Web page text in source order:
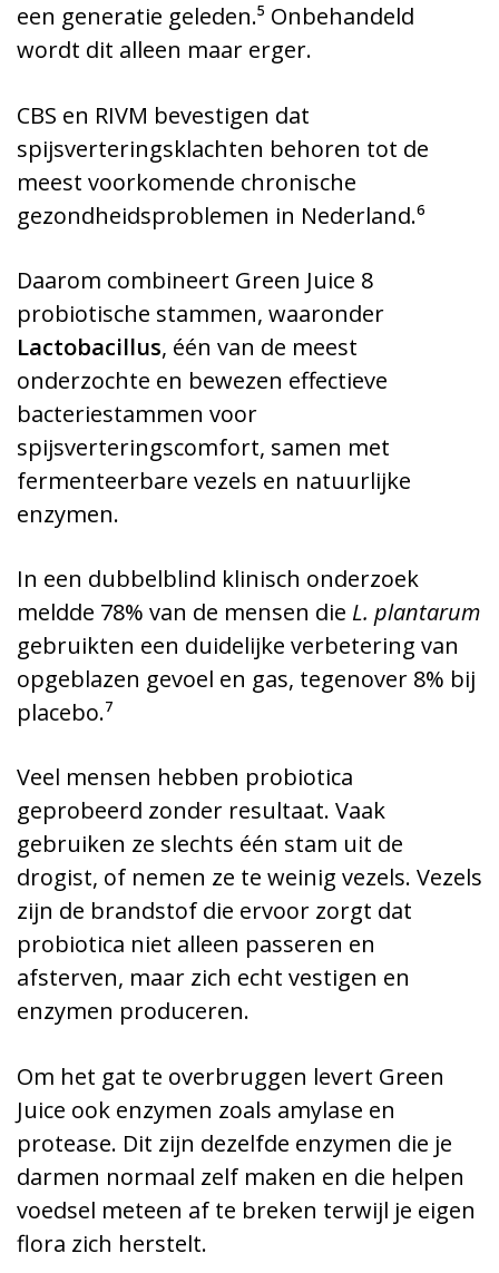
een generatie geleden.⁵ Onbehandeld
wordt dit alleen maar erger.
CBS en RIVM bevestigen dat
spijsverteringsklachten behoren tot de
meest voorkomende chronische
gezondheidsproblemen in Nederland.⁶
Daarom combineert Green Juice 8
probiotische stammen, waaronder
Lactobacillus, één van de meest
onderzochte en bewezen effectieve
bacteriestammen voor
spijsverteringscomfort, samen met
fermenteerbare vezels en natuurlijke
enzymen.
In een dubbelblind klinisch onderzoek
meldde 78% van de mensen die L. plantarum
gebruikten een duidelijke verbetering van
opgeblazen gevoel en gas, tegenover 8% bij
placebo.⁷
Veel mensen hebben probiotica
geprobeerd zonder resultaat. Vaak
gebruiken ze slechts één stam uit de
drogist, of nemen ze te weinig vezels. Vezels
zijn de brandstof die ervoor zorgt dat
probiotica niet alleen passeren en
afsterven, maar zich echt vestigen en
enzymen produceren.
Om het gat te overbruggen levert Green
Juice ook enzymen zoals amylase en
protease. Dit zijn dezelfde enzymen die je
darmen normaal zelf maken en die helpen
voedsel meteen af te breken terwijl je eigen
flora zich herstelt.